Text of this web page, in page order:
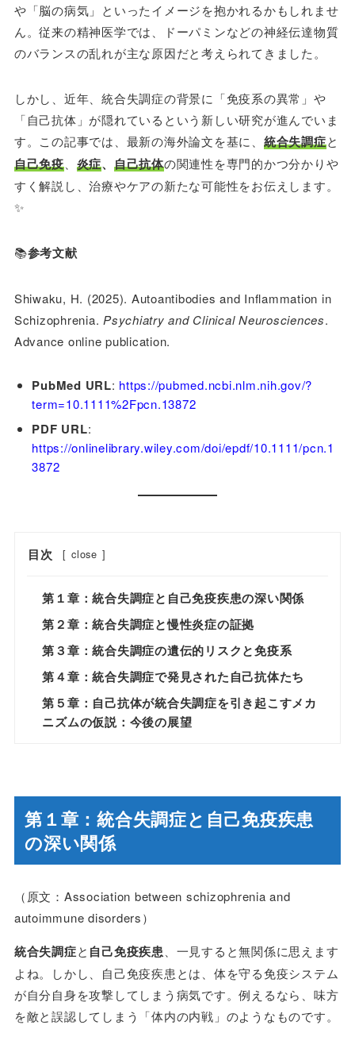
や「脳の病気」といったイメージを抱かれるかもしれませ
ん。従来の精神医学では、ドーパミンなどの神経伝達物質
のバランスの乱れが主な原因だと考えられてきました。
しかし、近年、統合失調症の背景に「免疫系の異常」や
「自己抗体」が隠れているという新しい研究が進んでいま
す。この記事では、最新の海外論文を基に、 統合失調症と
自己免疫、 炎症、 自己抗体の関連性を専門的かつ分かりや
すく解説し、治療やケアの新たな可能性をお伝えします。
✨
📚参考文献
Shiwaku, H. (2025). Autoantibodies and Inflammation in
Schizophrenia. Psychiatry and Clinical Neurosciences.
Advance online publication.
PubMed URL: https://pubmed.ncbi.nlm.nih.gov/?
term=10.1111%2Fpcn.13872
PDF URL:
https://onlinelibrary.wiley.com/doi/epdf/10.1111/pcn.1
3872
目次 [ close ]
第１章：統合失調症と自己免疫疾患の深い関係
第２章：統合失調症と慢性炎症の証拠
第３章：統合失調症の遺伝的リスクと免疫系
第４章：統合失調症で発見された自己抗体たち
第５章：自己抗体が統合失調症を引き起こすメカ
ニズムの仮説：今後の展望
第１章：統合失調症と自己免疫疾患
の深い関係
（原文：Association between schizophrenia and
autoimmune disorders）
統合失調症と 自己免疫疾患、一見すると無関係に思えます
よね。しかし、自己免疫疾患とは、体を守る免疫システム
が自分自身を攻撃してしまう病気です。例えるなら、味方
を敵と誤認してしまう「体内の内戦」のようなものです。